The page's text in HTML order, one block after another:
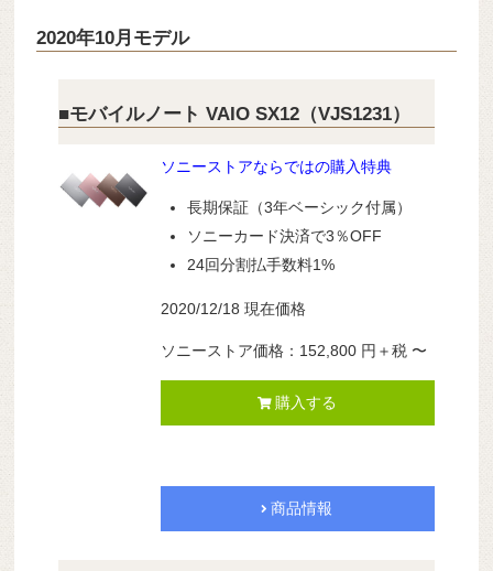
2020年10月モデル
■モバイルノート VAIO SX12（VJS1231）
ソニーストアならではの購入特典
長期保証（3年ベーシック付属）
ソニーカード決済で3％OFF
24回分割払手数料1%
2020/12/18 現在価格
ソニーストア価格：152,800 円 ＋税 〜
購入する
商品情報